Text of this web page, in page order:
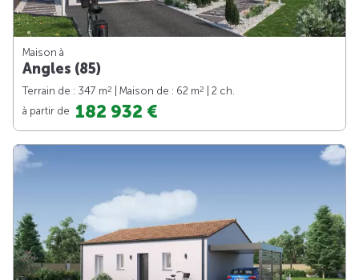
Maison à
Angles (85)
Terrain de : 347 m2 | Maison de : 62 m2
| 2 ch.
à partir de 182 932 €